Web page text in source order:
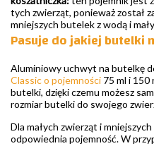
tych zwierząt, ponieważ został
mniejszych butelek z wodą i
Pasuje do jakiej butelki
Aluminiowy uchwyt na butelkę
Classic o pojemności 75 ml i
butelki, dzięki czemu możesz
rozmiar butelki do swojego
Dla małych zwierząt i
odpowiednia pojemność. W